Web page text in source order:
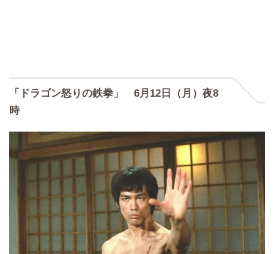
「ドラゴン怒りの鉄拳」 6月12日（月）夜8
時